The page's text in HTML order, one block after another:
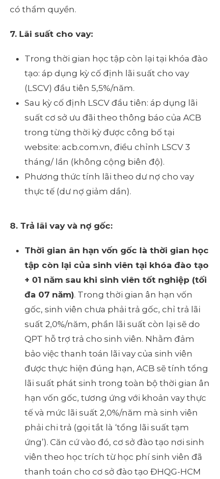
có thẩm quyền.
7. Lãi suất cho vay:
Trong thời gian học tập còn lại tại khóa đào
tạo: áp dụng kỳ cố định lãi suất cho vay
(LSCV) đầu tiên 5,5%/năm.
Sau kỳ cố định LSCV đầu tiên: áp dụng lãi
suất cơ sở ưu đãi theo thông báo của ACB
trong từng thời kỳ được công bố tại
website: acb.com.vn, điều chỉnh LSCV 3
tháng/ lần (không cộng biên độ).
Phương thức tính lãi theo dư nợ cho vay
thực tế (dư nợ giảm dần).
8. Trả lãi vay và nợ gốc:
Thời gian ân hạn vốn gốc là thời gian học
tập còn lại của sinh viên tại khóa đào tạo
+ 01 năm sau khi sinh viên tốt nghiệp (tối
đa 07 năm). Trong thời gian ân hạn vốn
gốc, sinh viên chưa phải trả gốc, chỉ trả lãi
suất 2,0%/năm, phần lãi suất còn lại sẽ do
QPT hỗ trợ trả cho sinh viên. Nhằm đảm
bảo việc thanh toán lãi vay của sinh viên
được thực hiện đúng hạn, ACB sẽ tính tổng
lãi suất phát sinh trong toàn bộ thời gian ân
hạn vốn gốc, tương ứng với khoản vay thực
tế và mức lãi suất 2,0%/năm mà sinh viên
phải chi trả (gọi tắt là ‘tổng lãi suất tạm
ứng’). Căn cứ vào đó, cơ sở đào tạo nơi sinh
viên theo học trích từ học phí sinh viên đã
thanh toán cho cơ sở đào tạo ĐHQG-HCM